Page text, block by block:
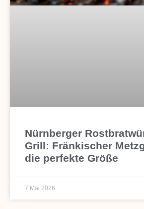
Nürnberger
Grill: Fränkischer
die perfekte Größe
7 Mai 2026